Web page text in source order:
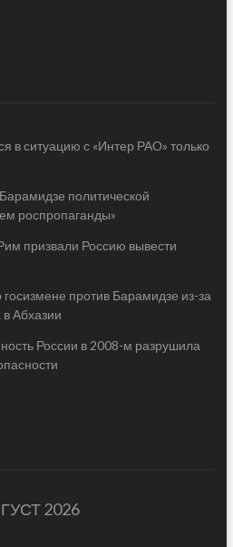
в ситуацию с «Интер РАО» только
политической
роспропаганды»
призвали Россию вывести
против Барамидзе из-за
Абхазии
России в 2008-м разрушила
2026